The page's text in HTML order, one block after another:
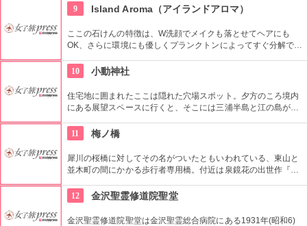
2〜3階にはアールデコやヴィクトリア調のソファや家具が並ん
でいます。
9 Island Aroma（アイランドアロマ）
ここの石けんの特徴は、W洗顔でメイクも落とせてヘアにも
OK、さらに環境にも優しくプランクトンによってすぐ分解でき
容へやさしく働きかけます。高温多湿な気候で育った沖縄の素
材はミネラルや植物が上質なので、沖縄のカルシウムや石灰を
含む硬水でも泡が耐えられるように作られています。
10 小動神社
住宅地に囲まれたここは隠れた穴場スポット。夕方のころ境内
にある展望スペースに行くと、そこには三浦半島と江の島が見
みてはいかがでしょう。
11 梅ノ橋
犀川の桜橋に対してその名がついたともいわれている、東山と
並木町の間にかかる歩行者専用橋。付近は泉鏡花の出世作『義
が建つ。夜には橋がライトアップされデートにぴったり。
12 金沢聖霊修道院聖堂
金沢聖霊修道院聖堂は金沢聖霊総合病院にある1931年(昭和6)